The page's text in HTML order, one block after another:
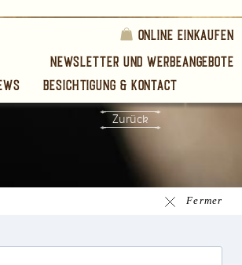
Online einkaufen
Newsletter und Werbeangebote
Fermer
Besichtigung & Kontact
Zurück